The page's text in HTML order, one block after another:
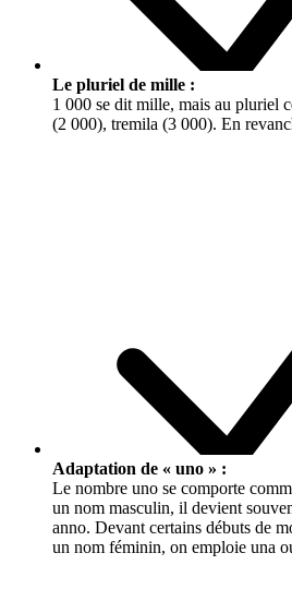
Le pluriel de mille :
1 000 se dit mille, mais au pluriel
(2 000), tremila (3 000). En
Adaptation de « uno » :
Le nombre uno se comporte
un nom masculin, il devient
anno. Devant certains débuts de
un nom féminin, on emploie una